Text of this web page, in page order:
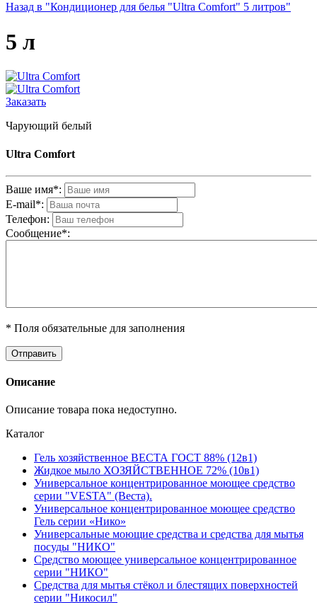
Назад в "Кондиционер для белья "Ultra Comfort" 5 литров"
5 л
Заказать
Чарующий белый
Ultra Comfort
Ваше имя*:
E-mail*:
Телефон:
Cообщениe*:
* Поля обязательные для заполнения
Описание
Описание товара пока недоступно.
Каталог
Гель хозяйственное ВЕСТА ГОСТ 88% (12в1)
Жидкое мыло ХОЗЯЙСТВЕННОЕ 72% (10в1)
Универсальное концентрированное моющее средство
серии "VESTA" (Веста).
Универсальное концентрированное моющее средство
Гель серии «Нико»
Универсальные моющие средства и средства для мытья
посуды "НИКО"
Средство моющее универсальное концентрированное
серии "НИКО"
Средства для мытья стёкол и блестящих поверхностей
серии "Никосил"